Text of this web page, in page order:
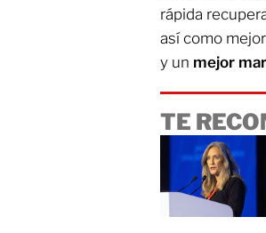
rápida
así como
y un mejor
TE